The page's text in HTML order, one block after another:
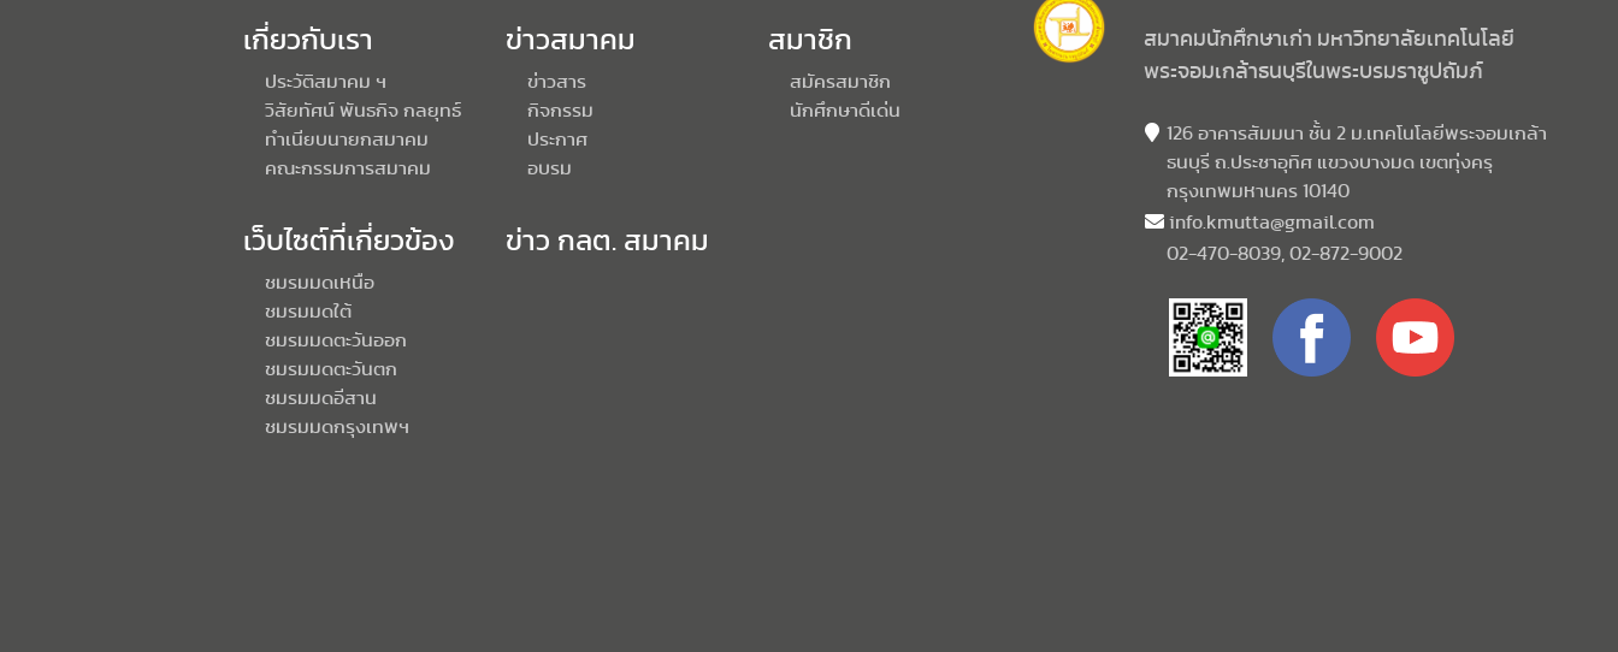
เกี่ยวกับเรา
ประวัติสมาคม ฯ
วิสัยทัศน์ พันธกิจ กลยุทธ์
ทำเนียบนายกสมาคม
คณะกรรมการสมาคม
ข่าวสมาคม
ข่าวสาร
กิจกรรม
ประกาศ
อบรม
สมาชิก
สมัครสมาชิก
นักศึกษาดีเด่น
เว็บไซต์ที่เกี่ยวข้อง
ชมรมมดเหนือ
ชมรมมดใต้
ชมรมมดตะวันออก
ชมรมมดตะวันตก
ชมรมมดอีสาน
ชมรมมดกรุงเทพฯ
ข่าว กลต. สมาคม
สมาคมนักศึกษาเก่า มหาวิทยาลัยเทคโนโลยี
พระจอมเกล้าธนบุรีในพระบรมราชูปถัมภ์
126 อาคารสัมมนา ชั้น 2 ม.เทคโนโลยีพระจอมเกล้า
ธนบุรี ถ.ประชาอุทิศ แขวงบางมด เขตทุ่งครุ
กรุงเทพมหานคร 10140
info.kmutta@gmail.com
02-470-8039, 02-872-9002